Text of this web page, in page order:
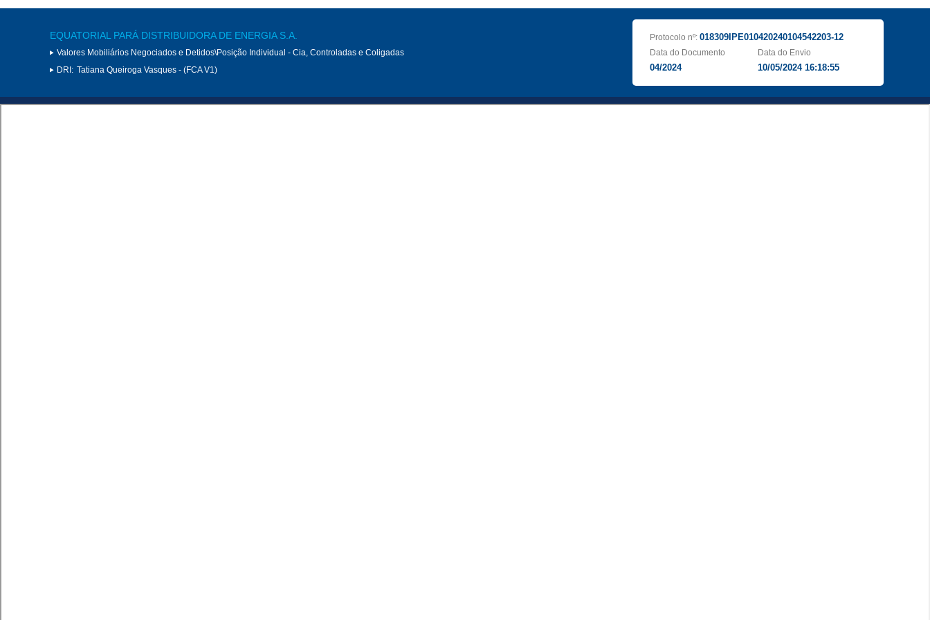
EQUATORIAL PARÁ DISTRIBUIDORA DE ENERGIA S.A.
Valores Mobiliários Negociados e Detidos\Posição Individual - Cia, Controladas e Coligadas
DRI: Tatiana Queiroga Vasques - (FCA V1)
Protocolo nº: 018309IPE010420240104542203-12
Data do Documento
04/2024
Data do Envio
10/05/2024 16:18:55